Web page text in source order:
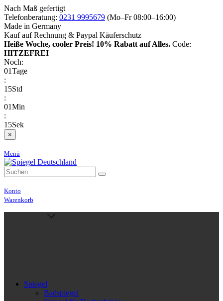
Nach Maß gefertigt
Telefonberatung: 0231 9995679 (Mo–Fr 08:00–16:00)
Made in Germany
Kauf auf Rechnung & Paypal Käuferschutz
Heiße Woche, cooler Preis! 10% Rabatt auf Alles. Code:
HITZEFREI
Noch:
01Tage
:
15Std
:
01Min
:
14Sek
×
Menü
Konto
Warenkorb
Spiegel
Badspiegel